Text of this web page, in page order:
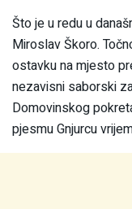
Što je u redu u
Miroslav Škoro.
ostavku na mjesto
nezavisni saborski
Domovinskog
pjesmu Gnjurcu